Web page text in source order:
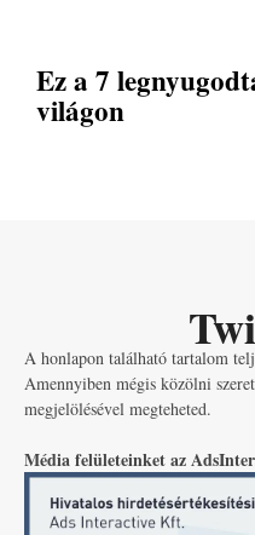
Ez a 7
világon
A honlapon található tartalom
Amennyiben mégis közölni
megjelölésével megteheted.
Média felületeinket az